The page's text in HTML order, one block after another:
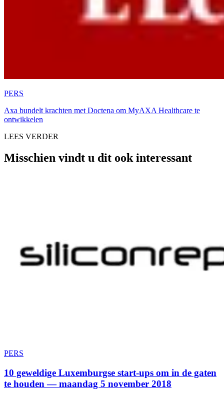
PERS
Axa bundelt krachten met Doctena om MyAXA Healthcare te
ontwikkelen
LEES VERDER
Misschien vindt u dit ook interessant
PERS
10 geweldige Luxemburgse start-ups om in de gaten
te houden — maandag 5 november 2018